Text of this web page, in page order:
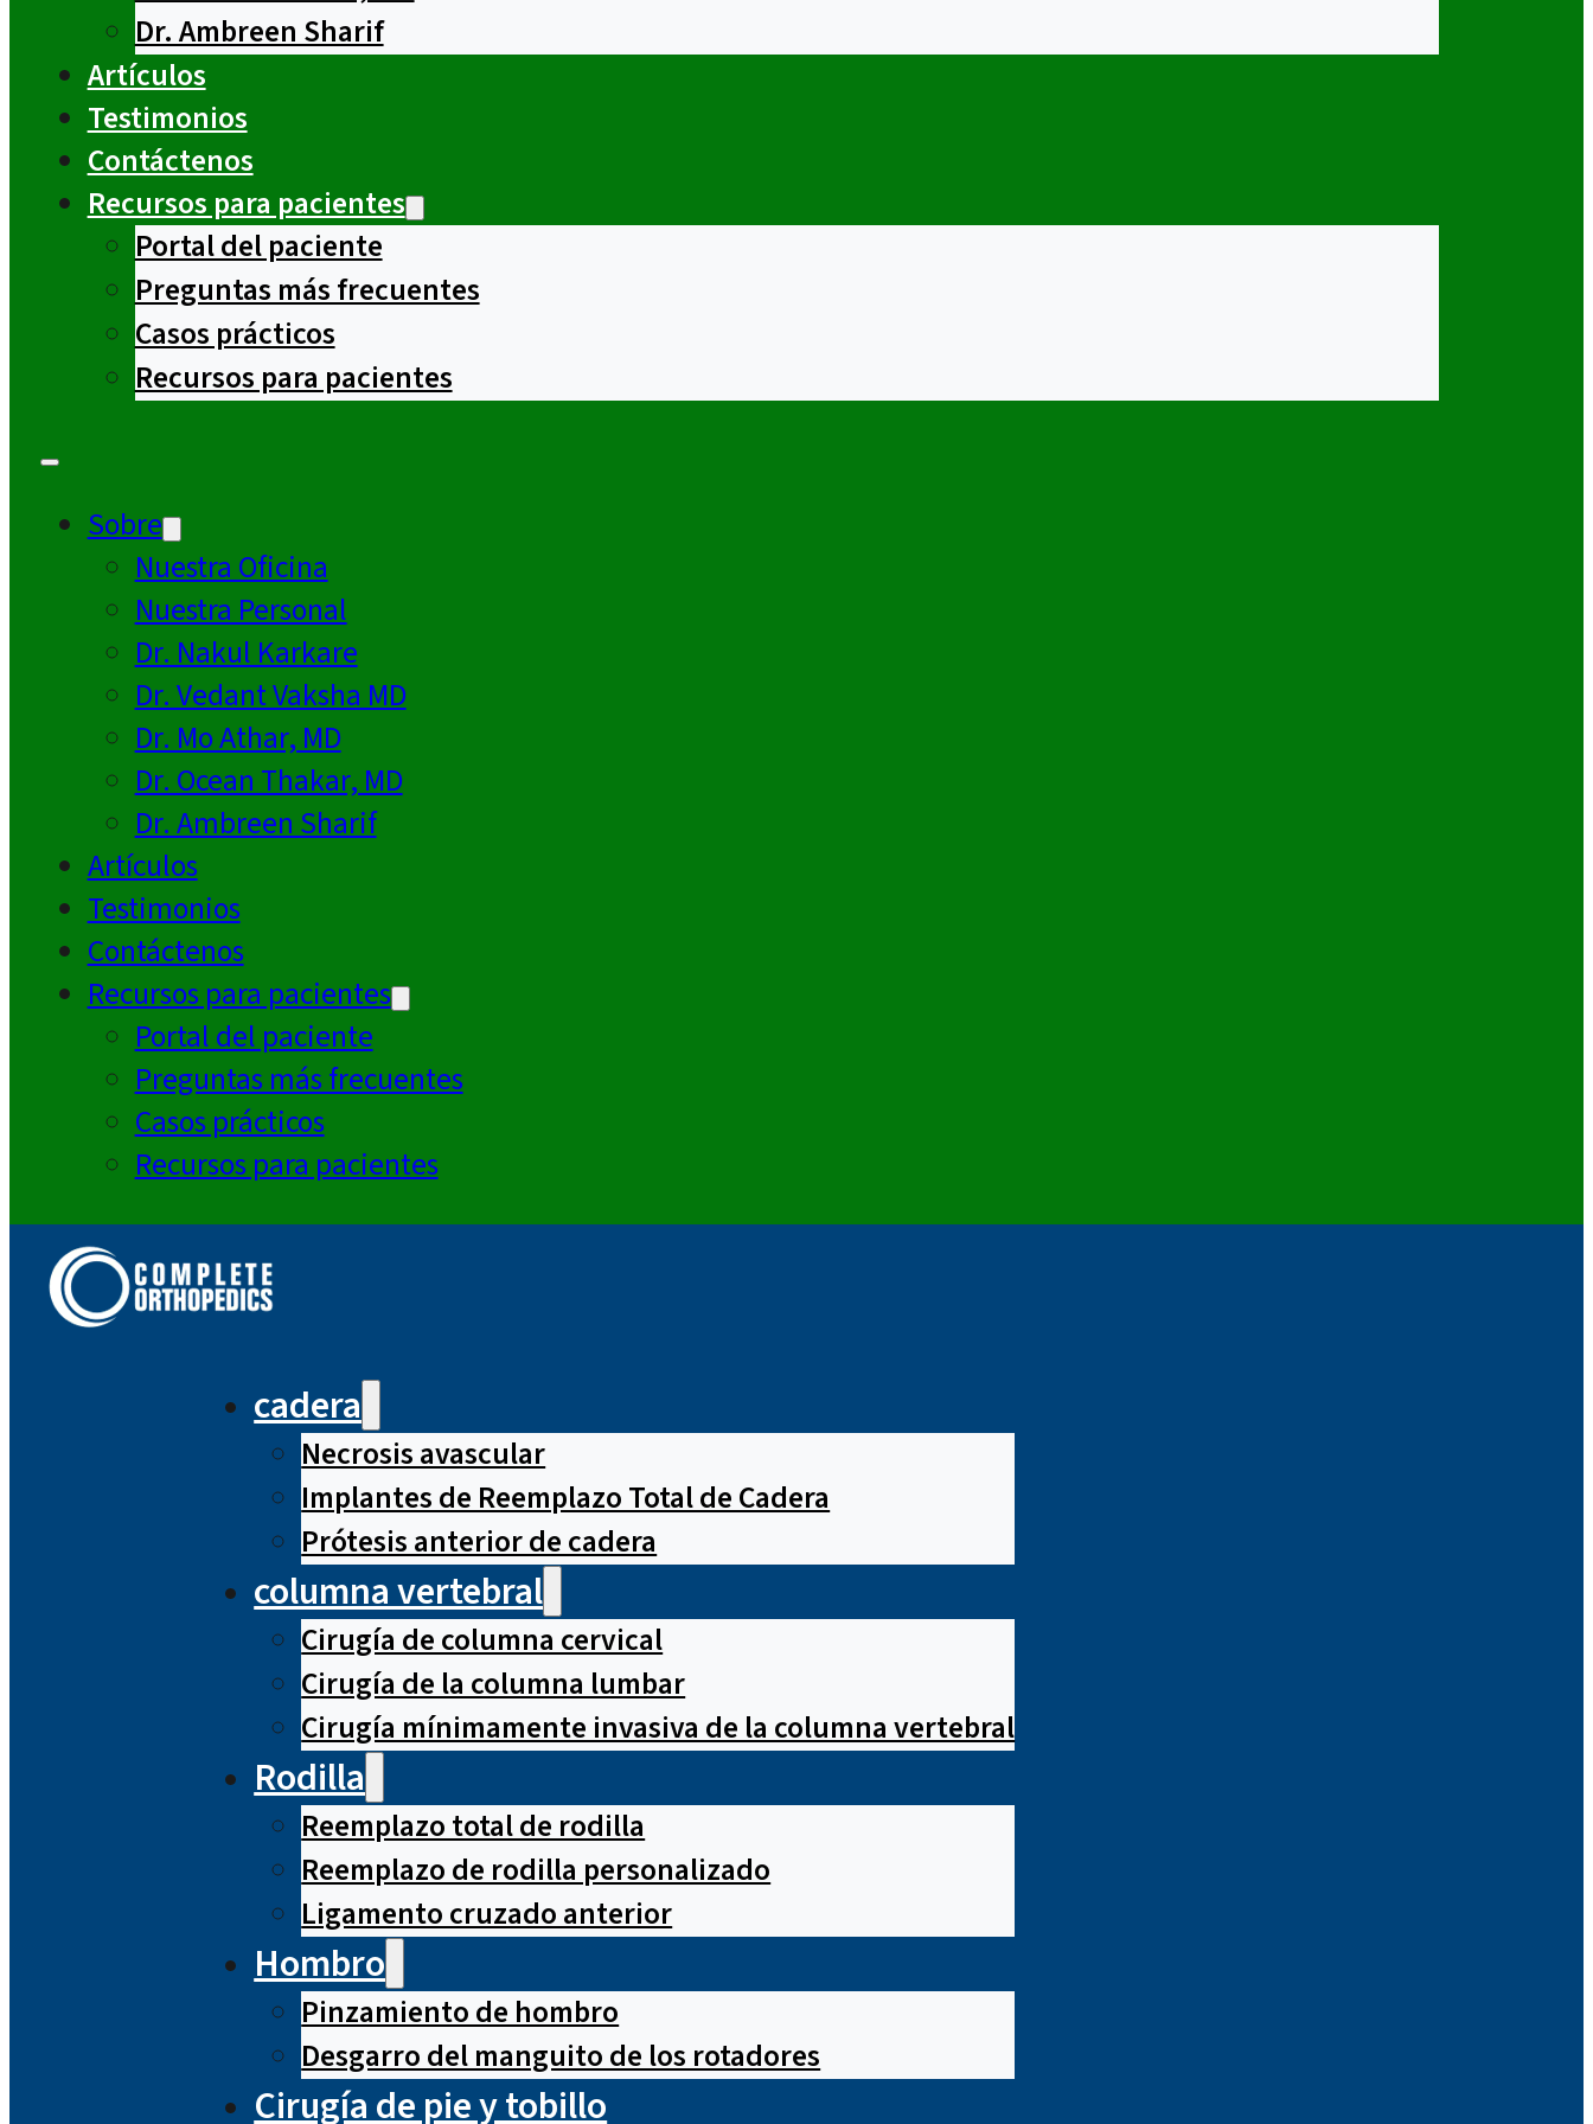
Dr. Ambreen Sharif
Artículos
Testimonios
Contáctenos
Recursos para pacientes
Portal del paciente
Preguntas más frecuentes
Casos prácticos
Recursos para pacientes
Sobre
Nuestra Oficina
Nuestra Personal
Dr. Nakul Karkare
Dr. Vedant Vaksha MD
Dr. Mo Athar, MD
Dr. Ocean Thakar, MD
Dr. Ambreen Sharif
Artículos
Testimonios
Contáctenos
Recursos para pacientes
Portal del paciente
Preguntas más frecuentes
Casos prácticos
Recursos para pacientes
cadera
Necrosis avascular
Implantes de Reemplazo Total de Cadera
Prótesis anterior de cadera
columna vertebral
Cirugía de columna cervical
Cirugía de la columna lumbar
Cirugía mínimamente invasiva de la columna vertebral
Rodilla
Reemplazo total de rodilla
Reemplazo de rodilla personalizado
Ligamento cruzado anterior
Hombro
Pinzamiento de hombro
Desgarro del manguito de los rotadores
Cirugía de pie y tobillo